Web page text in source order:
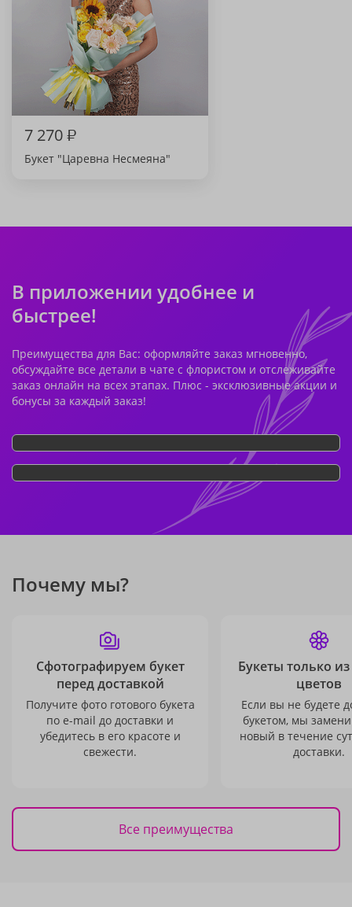
7 270₽
Букет "Царевна Несмеяна"
В приложении удобнее и
быстрее!
Преимущества для Вас: оформляйте заказ мгновенно,
обсуждайте все детали в чате с флористом и отслеживайте
заказ онлайн на всех этапах. Плюс - эксклюзивные акции и
бонусы за каждый заказ!
Почему мы?
Сфотографируем букет
перед доставкой
Получите фото готового букета
по e-mail до доставки и
убедитесь в его красоте и
свежести.
Букеты только
цветов
Если вы не будете
букетом, мы
новый в течение
доставки.
Все преимущества